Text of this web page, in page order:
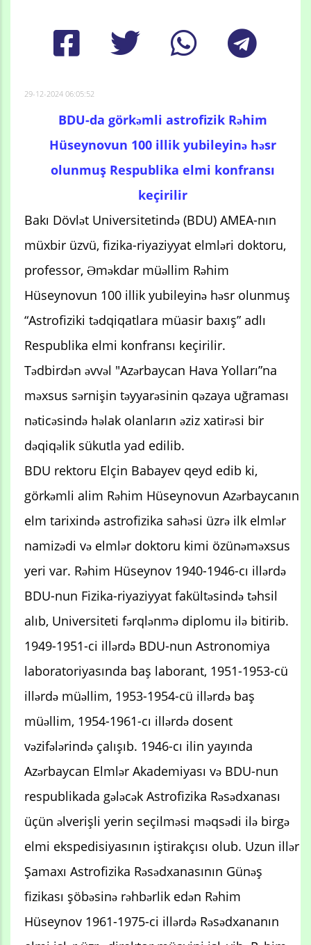
29-12-2024 06:05:52
BDU-da görkəmli astrofizik Rəhim
Hüseynovun 100 illik yubileyinə həsr
olunmuş Respublika elmi konfransı
keçirilir
Bakı Dövlət Universitetində (BDU) AMEA-nın
müxbir üzvü, fizika-riyaziyyat elmləri doktoru,
professor, Əməkdar müəllim Rəhim
Hüseynovun 100 illik yubileyinə həsr olunmuş
“Astrofiziki tədqiqatlara müasir baxış” adlı
Respublika elmi konfransı keçirilir.
Tədbirdən əvvəl "Azərbaycan Hava Yolları”na
məxsus sərnişin təyyarəsinin qəzaya uğraması
nəticəsində həlak olanların əziz xatirəsi bir
dəqiqəlik sükutla yad edilib.
BDU rektoru Elçin Babayev qeyd edib ki,
görkəmli alim Rəhim Hüseynovun Azərbaycanın
elm tarixində astrofizika sahəsi üzrə ilk elmlər
namizədi və elmlər doktoru kimi özünəməxsus
yeri var. Rəhim Hüseynov 1940-1946-cı illərdə
BDU-nun Fizika-riyaziyyat fakültəsində təhsil
alıb, Universiteti fərqlənmə diplomu ilə bitirib.
1949-1951-ci illərdə BDU-nun Astronomiya
laboratoriyasında baş laborant, 1951-1953-cü
illərdə müəllim, 1953-1954-cü illərdə baş
müəllim, 1954-1961-cı illərdə dosent
vəzifələrində çalışıb. 1946-cı ilin yayında
Azərbaycan Elmlər Akademiyası və BDU-nun
respublikada gələcək Astrofizika Rəsədxanası
üçün əlverişli yerin seçilməsi məqsədi ilə birgə
elmi ekspedisiyasının iştirakçısı olub. Uzun illər
Şamaxı Astrofizika Rəsədxanasının Günəş
fizikası şöbəsinə rəhbərlik edən Rəhim
Hüseynov 1961-1975-ci illərdə Rəsədxananın